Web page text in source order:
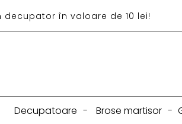
în valoare de 10 lei!
Decupatoare - Brose martisor -